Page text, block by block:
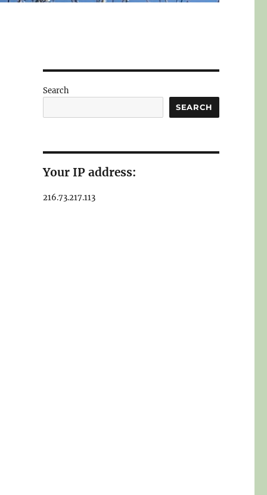
Search
SEARCH
Your IP address:
216.73.217.113